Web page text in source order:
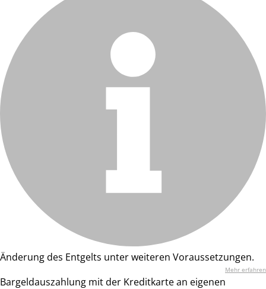
Änderung des Entgelts unter weiteren Voraussetzungen.
Mehr erfahren
Bargeldauszahlung mit der Kreditkarte an eigenen